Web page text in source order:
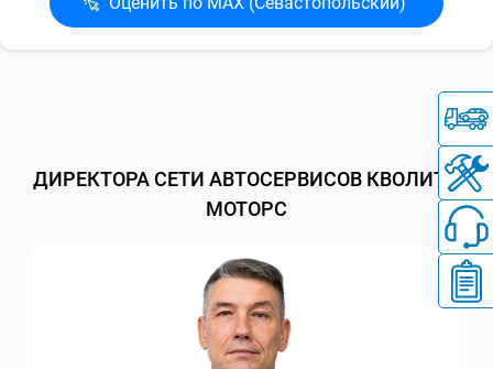
ДИРЕКТОРА СЕТИ АВТОСЕРВИСОВ КВОЛИТИ
МОТОРС